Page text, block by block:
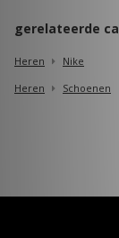
gerelateerde
Heren
Nike
Heren
Schoenen